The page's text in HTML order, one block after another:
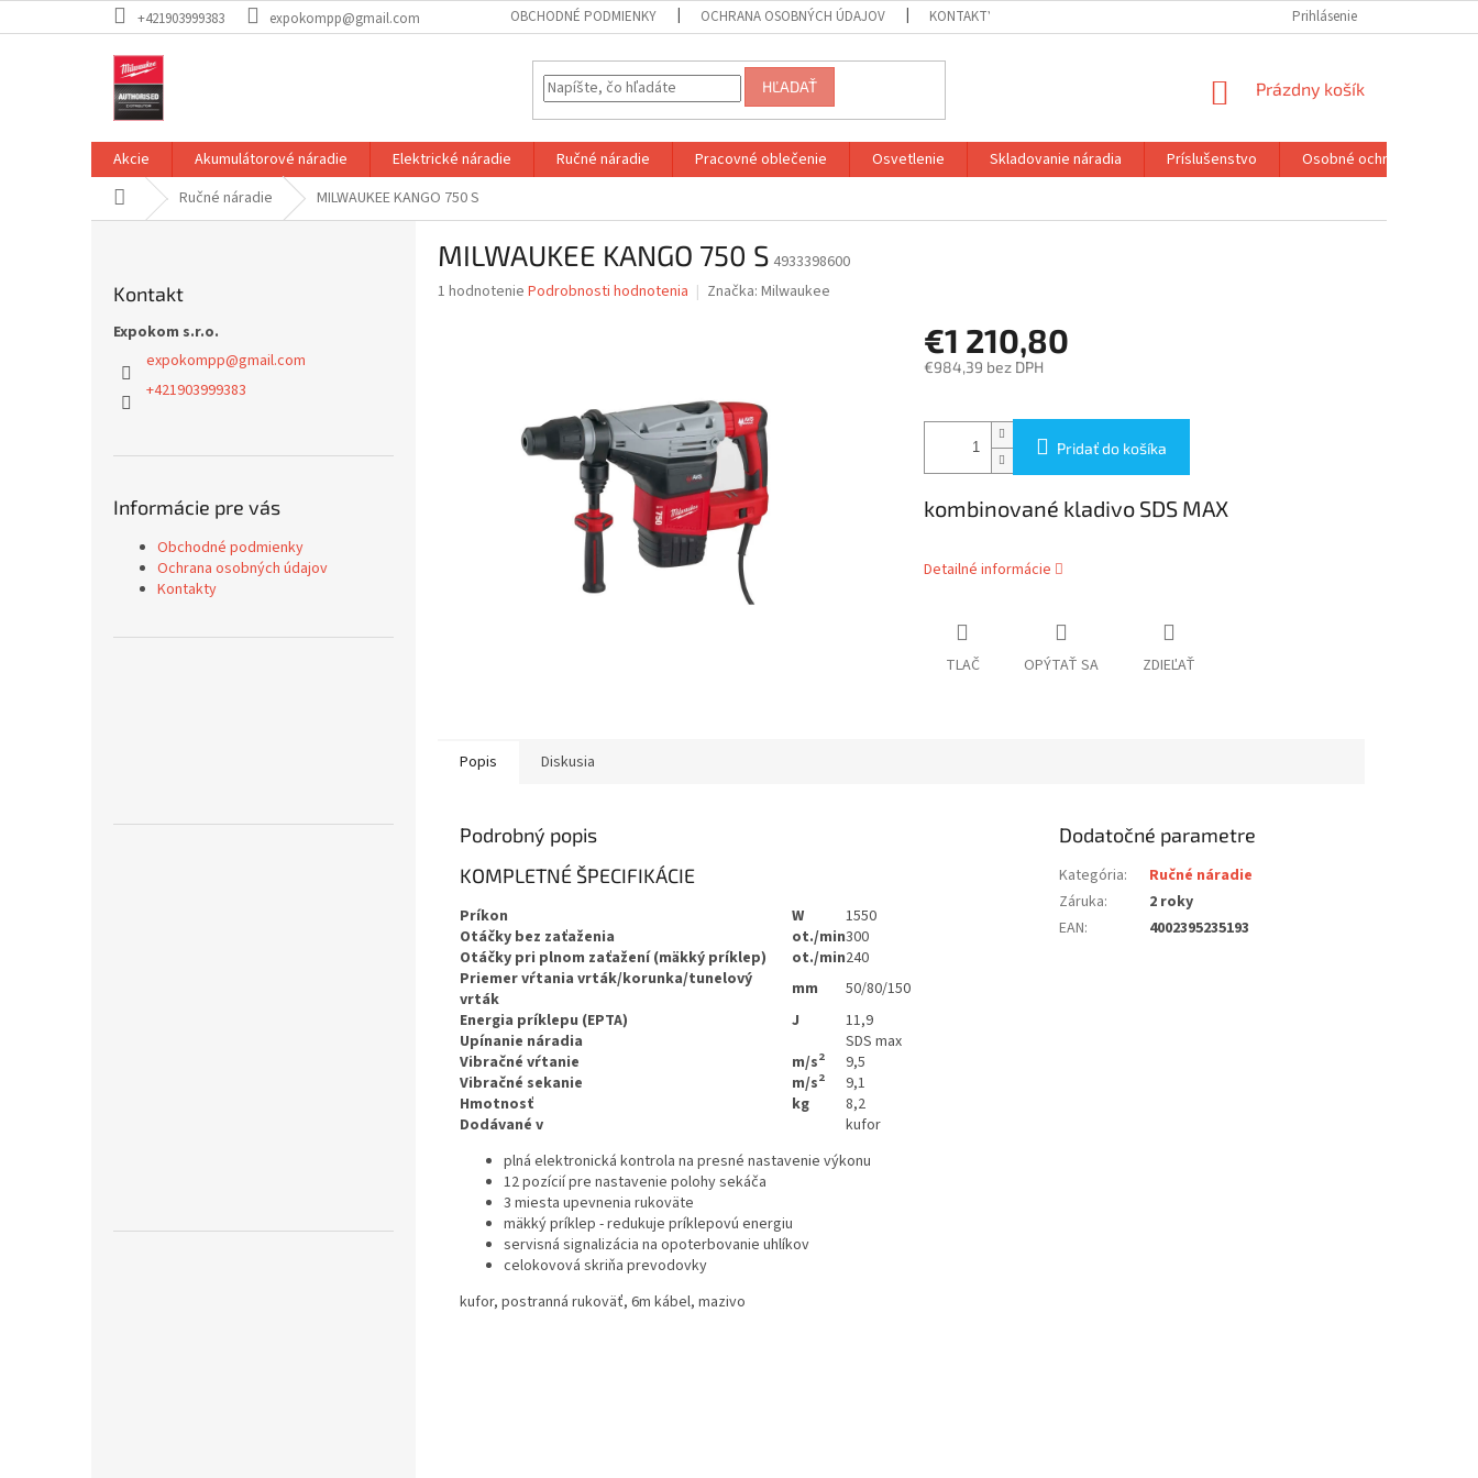
na
+421903999383 expokompp@gmail.com OBCHODNÉ PODMIENKY OCHRANA OSOBNÝCH ÚDAJOV KONTAKTY Prihlásenie
HĽADAŤ
NÁKUPNÝ
Prázdny košík
Akcie Akumulátorové náradie Elektrické náradie Ručné náradie Pracovné oblečenie Osvetlenie Skladovanie náradia Príslušenstvo
Osobné ochranné
DomovRučné náradie MILWAUKEE KANGO 750 S
Kontakt
Expokom s.r.o.
expokompp@gmail.com
+421903999383
Informácie pre vás
Obchodné podmienky
Ochrana osobných údajov
Kontakty
MILWAUKEE KANGO 750 S 4933398600
Priemerné
1 hodnotenie Podrobnosti hodnotenia Značka: Milwaukee
€1 210,80
€984,39 bez DPH
cena:
Pridať do košíka
kombinované kladivo SDS MAX
Detailné informácie
TLAČ OPÝTAŤ SA ZDIEĽAŤ
Popis Diskusia
Podrobný popis
KOMPLETNÉ ŠPECIFIKÁCIE
Príkon W
1550
Otáčky bez zaťaženia
ot./min300
Otáčky pri plnom zaťažení (mäkký príklep)
ot./min240
Priemer vŕtania vrták/korunka/tunelový
vrták
mm
50/80/150
Energia príklepu (EPTA)
J
11,9
Upínanie náradia
SDS max
Vibračné vŕtanie
m/s2
9,5
Vibračné sekanie
m/s2
9,1
Hmotnosť
kg
8,2
Dodávané v
kufor
plná elektronická kontrola na presné nastavenie výkonu
12 pozícií pre nastavenie polohy sekáča
3 miesta upevnenia rukoväte
mäkký príklep - redukuje príklepovú energiu
servisná signalizácia na opoterbovanie uhlíkov
celokovová skriňa prevodovky
kufor, postranná rukoväť, 6m kábel, mazivo
Dodatočné parametre
Kategória:
Ručné náradie
Záruka:
2 roky
EAN: 4002395235193